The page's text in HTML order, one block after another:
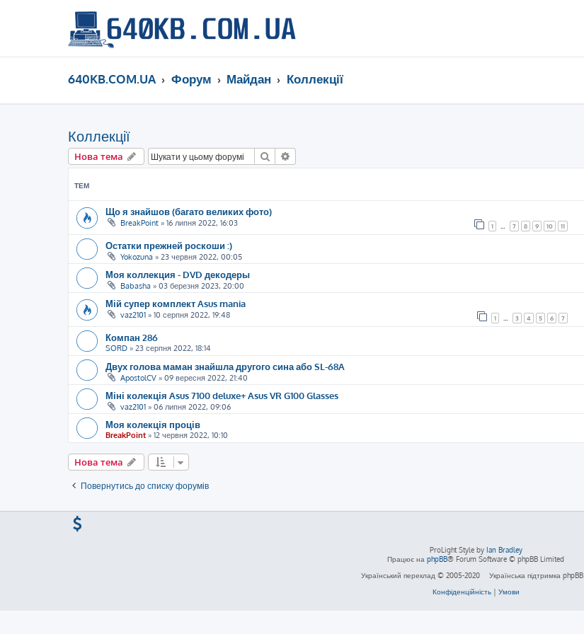
640KB.COM.UA Форум Майдан Коллекції
Коллекції
Нова тема Пошук
ТЕМ
Що я знайшов (багато великих фото)
BreakPoint » 16 липня 2022, 16:03 1 7 8 9 10 11
Остатки прежней роскоши :)
Yokozuna » 23 червня 2022, 00:05
Моя коллекция - DVD декодеры
Babasha » 03 березня 2023, 20:00
Мій супер комплект Asus mania
vaz2101 » 10 серпня 2022, 19:48 1 3 4 5 6 7
Компан 286
SORD » 23 серпня 2022, 18:14
Двух голова маман знайшла другого сина або SL-68A
ApostolCV » 09 вересня 2022, 21:40
Міні колекція Asus 7100 deluxe+ Asus VR G100 Glasses
vaz2101 » 06 липня 2022, 09:06
Моя колекція проців
BreakPoint » 12 червня 2022, 10:10
Нова тема
Повернутись до списку форумів
ProLight Style by Ian Bradley
Працює на phpBB® Forum Software © phpBB Limited
Український переклад © 2005-2020
Українська підтримка phpBB
Конфіденційність| Умови